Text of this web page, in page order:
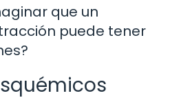
que un
puede tener